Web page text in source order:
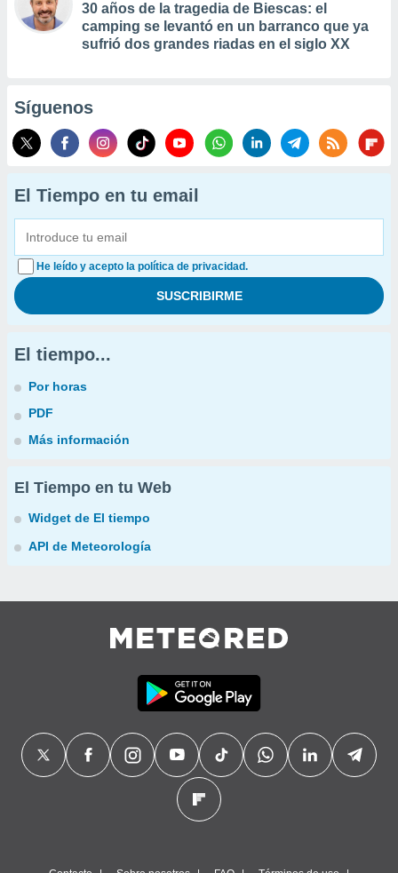
30 años de la tragedia de Biescas: el
camping se levantó en un barranco que ya
sufrió dos grandes riadas en el siglo XX
Síguenos
El Tiempo en tu email
He leído y acepto la política de privacidad.
El tiempo...
Por horas
PDF
Más información
El Tiempo en tu Web
Widget de El tiempo
API de Meteorología